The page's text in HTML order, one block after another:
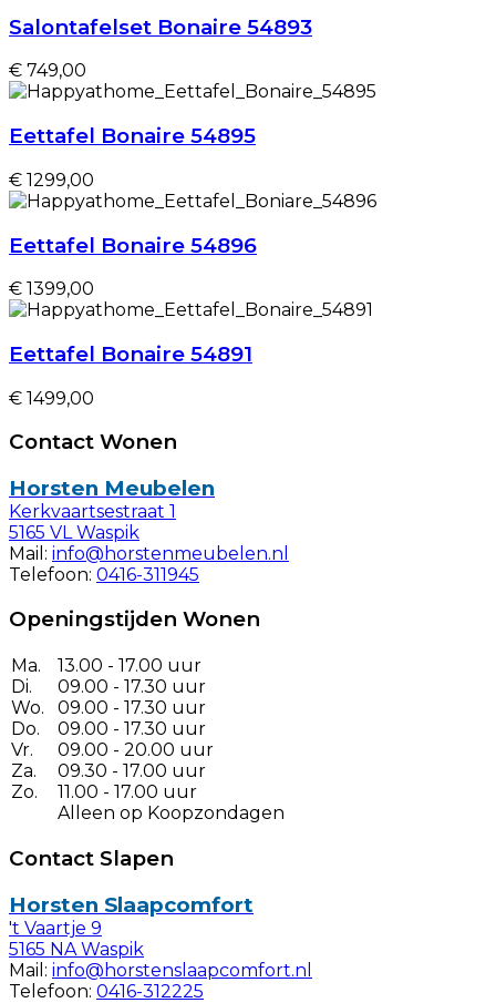
Salontafelset Bonaire 54893
€ 749,00
Eettafel Bonaire 54895
€ 1299,00
Eettafel Bonaire 54896
€ 1399,00
Eettafel Bonaire 54891
€ 1499,00
Contact Wonen
Horsten Meubelen
Kerkvaartsestraat 1
5165 VL Waspik
Mail: info@horstenmeubelen.nl
Telefoon: 0416-311945
Openingstijden Wonen
Ma.
Di.
Wo.
Do.
Vr.
Za.
Zo.
13.00 - 17.00 uur
09.00 - 17.30 uur
09.00 - 17.30 uur
09.00 - 17.30 uur
09.00 - 20.00 uur
09.30 - 17.00 uur
11.00 - 17.00 uur
Alleen op Koopzondagen
Contact Slapen
Horsten Slaapcomfort
't Vaartje 9
5165 NA Waspik
Mail: info@horstenslaapcomfort.nl
Telefoon: 0416-312225